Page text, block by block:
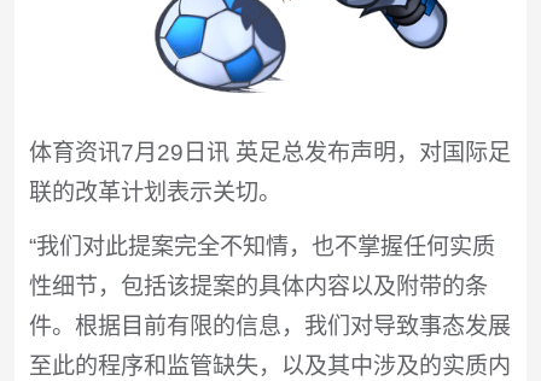
体育资讯7月29日讯 英足总发布声明，对国际足
联的改革计划表示关切。
“我们对此提案完全不知情，也不掌握任何实质
性细节，包括该提案的具体内容以及附带的条
件。根据目前有限的信息，我们对导致事态发展
至此的程序和监管缺失，以及其中涉及的实质内